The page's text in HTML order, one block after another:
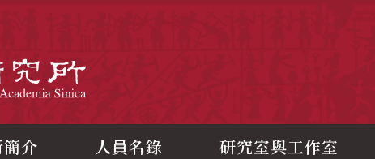
介 人員名錄 研究室與工作室